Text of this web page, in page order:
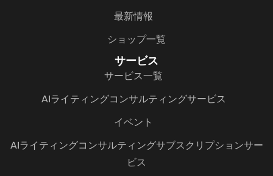
最新情報
ショップ一覧
サービス
サービス一覧
AIライティングコンサルティングサービス
イベント
AIライティングコンサルティングサブスクリプションサー
ビス